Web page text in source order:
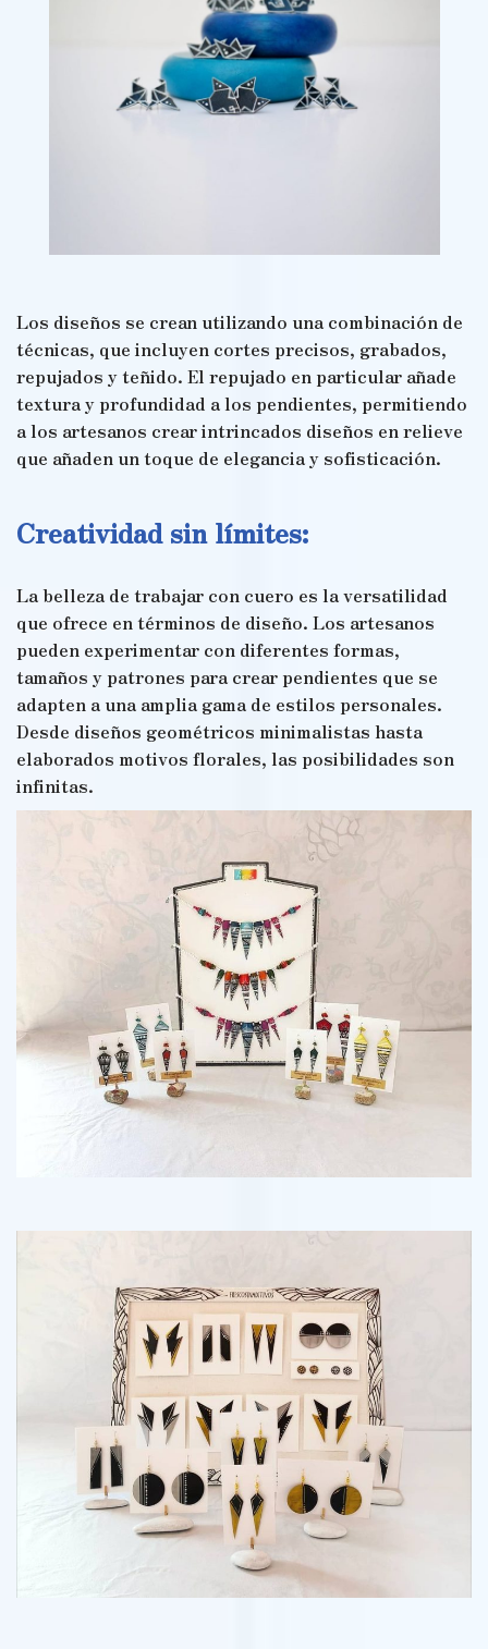
Los diseños se crean utilizando una combinación de
técnicas, que incluyen cortes precisos, grabados,
repujados y teñido. El repujado en particular añade
textura y profundidad a los pendientes, permitiendo
a los artesanos crear intrincados diseños en relieve
que añaden un toque de elegancia y sofisticación.
Creatividad sin límites:
La belleza de trabajar con cuero es la versatilidad
que ofrece en términos de diseño. Los artesanos
pueden experimentar con diferentes formas,
tamaños y patrones para crear pendientes que se
adapten a una amplia gama de estilos personales.
Desde diseños geométricos minimalistas hasta
elaborados motivos florales, las posibilidades son
infinitas.